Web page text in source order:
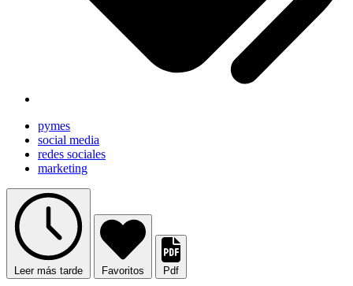
pymes
social media
redes sociales
marketing
Leer más tarde Favoritos Pdf